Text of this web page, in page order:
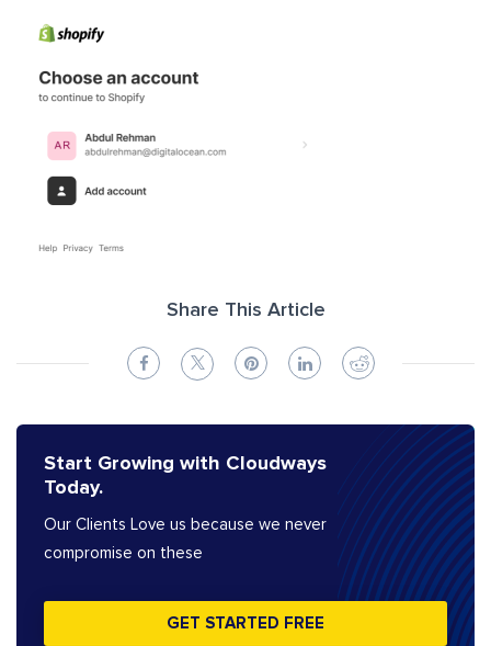
Share This Article
Start Growing with Cloudways
Today.
Our Clients Love us because we never
compromise on these
GET STARTED FREE